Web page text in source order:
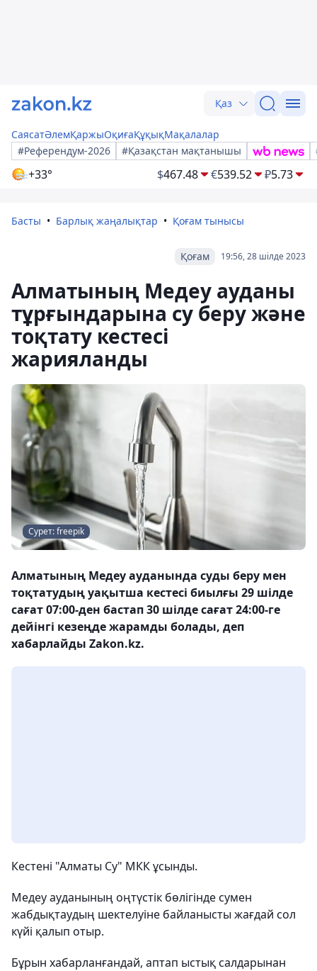
Қаз
СаясатӘлемҚаржыОқиғаҚұқықМақалалар
#Референдум-2026
#Қазақстан мақтанышы
+33° $467.48 €539.52 ₽5.73
Басты Барлық жаңалықтар Қоғам тынысы
19:56, 28 шілде 2023
Қоғам
Алматының Медеу ауданы
тұрғындарына су беру және
тоқтату кестесі
жарияланды
Сурет: freepik
Алматының Медеу ауданында суды беру мен
тоқтатудың уақытша кестесі биылғы 29 шілде
сағат 07:00-ден бастап 30 шілде сағат 24:00-ге
дейінгі кезеңде жарамды болады, деп
хабарлайды Zakon.kz.
Кестені "Алматы Су" МКК ұсынды.
Медеу ауданының оңтүстік бөлігінде сумен
жабдықтаудың шектелуіне байланысты жағдай сол
күйі қалып отыр.
Бұрын хабарланғандай, аптап ыстық салдарынан